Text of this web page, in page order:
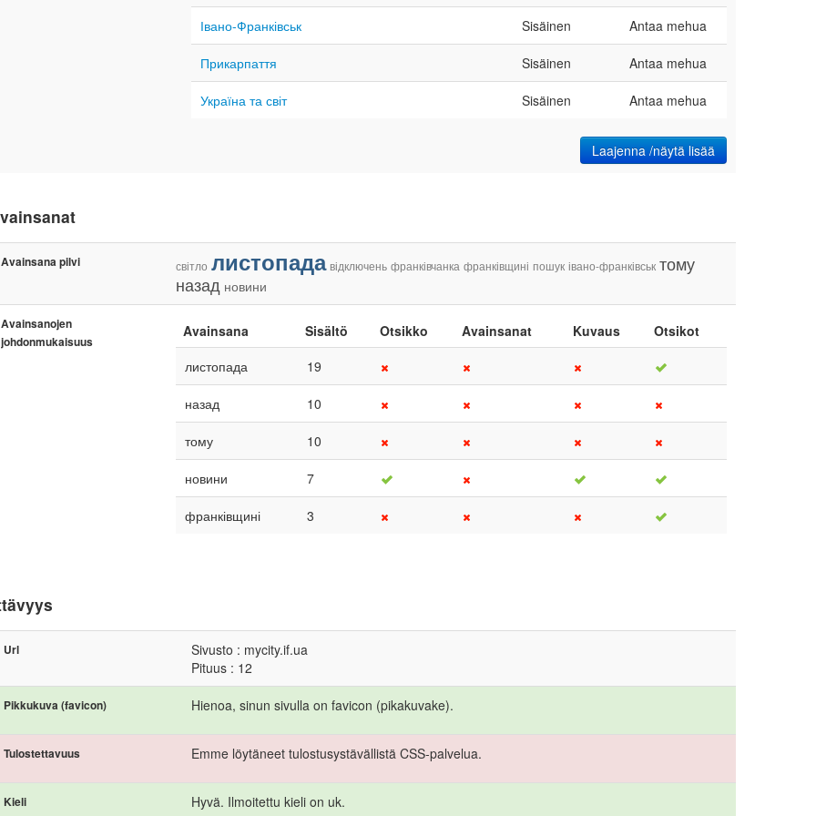
Івано-Франківськ Sisäinen Antaa mehua
Прикарпаття Sisäinen Antaa mehua
Україна та світ Sisäinen Antaa mehua
Laajenna /näytä lisää
Avainsana pilvi світло листопада відключень франківчанка франківщині пошук івано-франківськ тому
назад новини
Avainsanojen
johdonmukaisuus
Avainsana Sisältö Otsikko Avainsanat Kuvaus
Otsikot
листопада
19
назад 10
тому 10
новини 7
франківщині 3
Url
Sivusto : mycity.if.ua
Pituus : 12
Pikkukuva (favicon) Hienoa, sinun sivulla on favicon (pikakuvake).
Tulostettavuus Emme löytäneet tulostusystävällistä CSS-palvelua.
Kieli Hyvä. Ilmoitettu kieli on uk.